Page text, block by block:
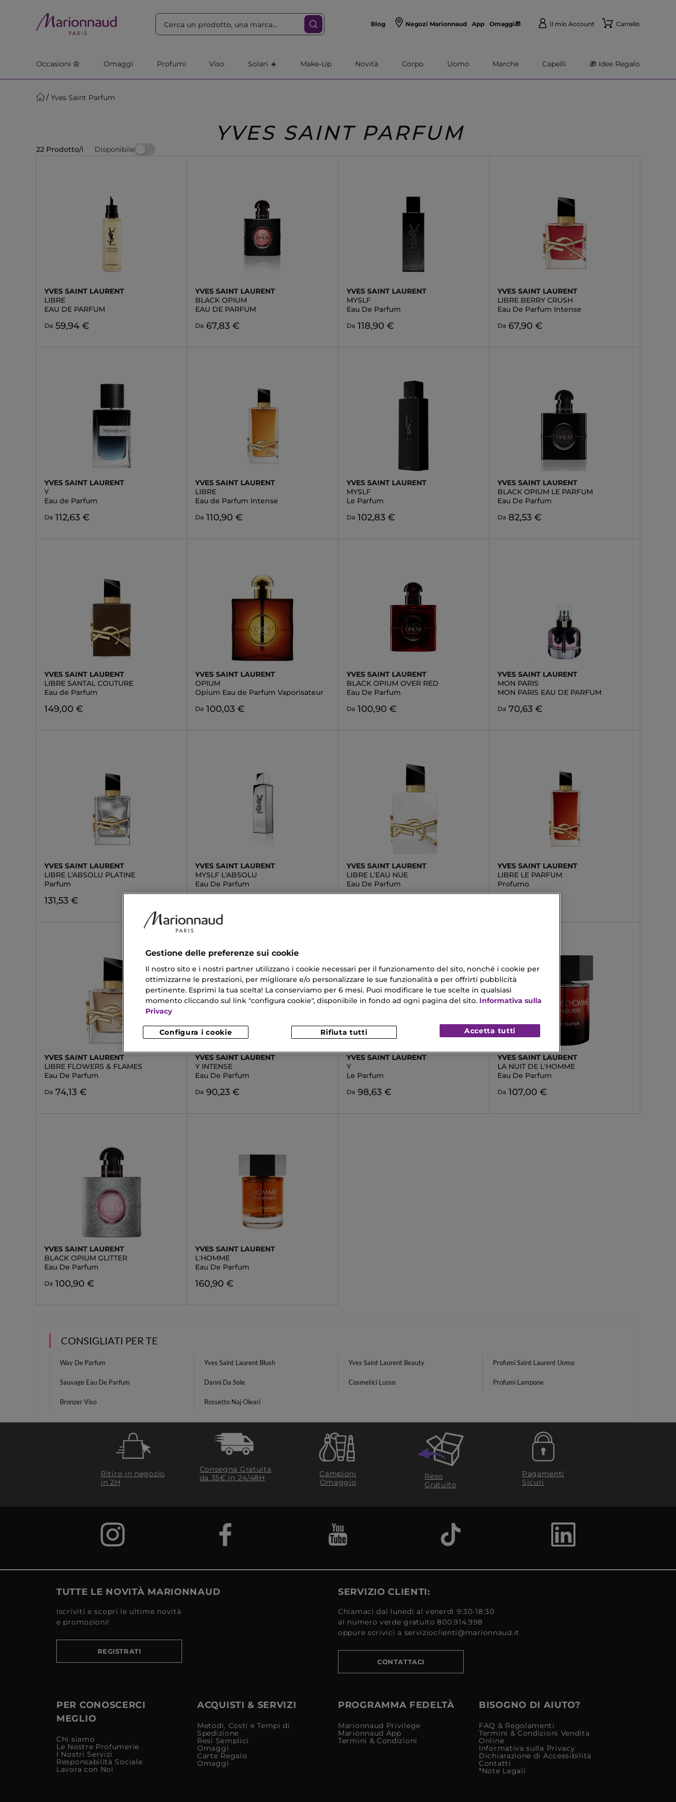
Blog Negozi Marionnaud App Omaggi🎁 Il mio Account Carrello
Occasioni 🌼 Omaggi Profumi Viso Solari ☀️ Make-Up Novità Corpo Uomo Marche Capelli 🎁 Idee Regalo
Yves Saint Parfum
YVES SAINT PARFUM
22 Prodotto/i Disponibile
YVES SAINT LAURENT
LIBRE
EAU DE PARFUM
Da 59,94 €
YVES SAINT LAURENT
BLACK OPIUM
EAU DE PARFUM
Da 67,83 €
YVES SAINT LAURENT
MYSLF
Eau De Parfum
Da 118,90 €
YVES SAINT LAURENT
LIBRE BERRY CRUSH
Eau De Parfum Intense
Da 67,90 €
YVES SAINT LAURENT
Y
Eau de Parfum
Da 112,63 €
YVES SAINT LAURENT
LIBRE
Eau de Parfum Intense
Da 110,90 €
YVES SAINT LAURENT
MYSLF
Le Parfum
Da 102,83 €
YVES SAINT LAURENT
BLACK OPIUM LE PARFUM
Eau De Parfum
Da 82,53 €
YVES SAINT LAURENT
LIBRE SANTAL COUTURE
Eau de Parfum
149,00 €
YVES SAINT LAURENT
OPIUM
Opium Eau de Parfum Vaporisateur
Da 100,03 €
YVES SAINT LAURENT
BLACK OPIUM OVER RED
Eau De Parfum
Da 100,90 €
YVES SAINT LAURENT
MON PARIS
MON PARIS EAU DE PARFUM
Da 70,63 €
YVES SAINT LAURENT
LIBRE L'ABSOLU PLATINE
Parfum
131,53 €
YVES SAINT LAURENT
MYSLF L'ABSOLU
Eau De Parfum
YVES SAINT LAURENT
LIBRE L'EAU NUE
Eau De Parfum
YVES SAINT LAURENT
LIBRE LE PARFUM
Profumo
YVES SAINT LAURENT
LIBRE FLOWERS & FLAMES
Eau De Parfum
Da 74,13 €
YVES SAINT LAURENT
Y INTENSE
Eau De Parfum
Da 90,23 €
YVES SAINT LAURENT
Y
Le Parfum
Da 98,63 €
YVES SAINT LAURENT
LA NUIT DE L'HOMME
Eau De Parfum
Da 107,00 €
YVES SAINT LAURENT
BLACK OPIUM GLITTER
Eau De Parfum
Da 100,90 €
YVES SAINT LAURENT
L'HOMME
Eau De Parfum
160,90 €
CONSIGLIATI PER TE
Way De Parfum Yves Saint Laurent Blush Yves Saint Laurent Beauty Profumi Saint Laurent Uomo
Sauvage Eau De Parfum Danni Da Sole Cosmetici Lusso Profumi Lampone
Bronzer Viso Rossetto Naj Oleari
Ritiro in negozio
in 2H
Consegna Gratuita
da 35€​ in 24/48H
Campioni
Omaggio
Reso
Gratuito
Pagamenti
Sicuri
TUTTE LE NOVITÀ MARIONNAUD
Iscriviti e scopri le ultime novità
e promozioni!
REGISTRATI
SERVIZIO CLIENTI:
Chiamaci dal lunedì al venerdì 9:30-18:30
al numero verde gratuito 800.914.998
oppure scrivici a servizioclienti@marionnaud.it
CONTATTACI
PER CONOSCERCI
MEGLIO
Chi siamo
Le Nostre Profumerie
I Nostri Servizi
Responsabilità Sociale
Lavora con Noi
ACQUISTI & SERVIZI
Metodi, Costi e Tempi di
Spedizione
Resi Semplici
Omaggi
Carte Regalo
Omaggi
PROGRAMMA FEDELTÀ
Marionnaud Privilege
Marionnaud App
Termini & Condizioni
BISOGNO DI AIUTO?
FAQ & Regolamenti
Termini & Condizioni Vendita
Online
Informativa sulla Privacy
Dichiarazione di Accessibilità
Contatti
*Note Legali
Gestione delle preferenze sui cookie
Il nostro sito e i nostri partner utilizzano i cookie necessari per il funzionamento del sito, nonché i cookie per
ottimizzarne le prestazioni, per migliorare e/o personalizzare le sue funzionalità e per offrirti pubblicità
pertinente. Esprimi la tua scelta! La conserviamo per 6 mesi. Puoi modificare le tue scelte in qualsiasi
momento cliccando sul link "configura cookie", disponibile in fondo ad ogni pagina del sito. Informativa sulla
Privacy
Configura i cookie Rifiuta tutti Accetta tutti